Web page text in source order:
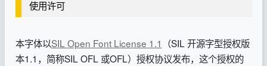
使用许可
本字体以SIL Open Font License 1.1 （SIL 开源字型授权版
本1.1，简称SIL OFL 或OFL） 授权协议发布，这个授权的